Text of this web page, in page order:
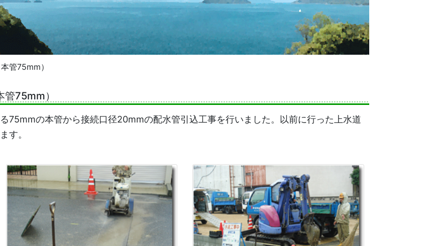
管75mm）
75mm）
75mmの本管から接続口径20mmの配水管引込工事を行いました。以前に行った上水道
す。